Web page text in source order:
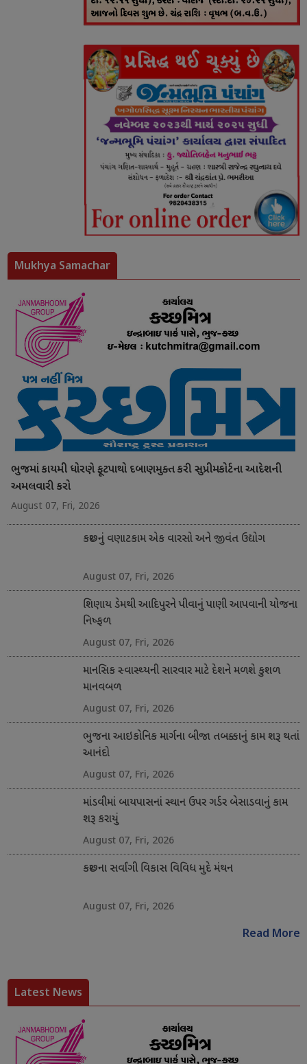
Mukhya Samachar
ભુજમાં કાયમી ધોરણે ફૂટપાથો દબાણમુક્ત કરી સુપ્રીમકોર્ટના આદેશની
અમલવારી કરો
August 07, Fri, 2026
કચ્છનું વણાટકામ એક વારસો અને જીવંત ઉદ્યોગ
August 07, Fri, 2026
શિણાય ડેમથી આદિપુરને પીવાનું પાણી આપવાની યોજના
નિષ્ફળ
August 07, Fri, 2026
માનસિક સ્વાસ્થ્યની સારવાર માટે દેશને મળશે કુશળ
માનવબળ
August 07, Fri, 2026
ભુજના આઇકોનિક માર્ગના બીજા તબક્કાનું કામ શરૂ થતાં
આનંદો
August 07, Fri, 2026
માંડવીમાં બાયપાસનાં સ્થાન ઉપર ગર્ડર બેસાડવાનું કામ
શરૂ કરાયું
August 07, Fri, 2026
કચ્છના સર્વાંગી વિકાસ વિવિધ મુદે મંથન
August 07, Fri, 2026
Read More
Latest News